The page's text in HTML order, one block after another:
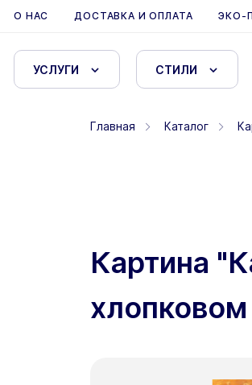
О НАС ДОСТАВКА И ОПЛАТА ЭКО-
УСЛУГИ СТИЛИ
Главная Каталог
Картина